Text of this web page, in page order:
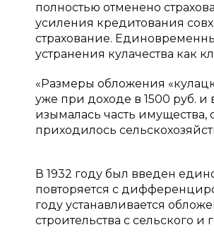
полностью отменено
усиления кредитования
страхование.
устранения кулачества как
«Размеры обложения
уже при доходе в 1500 руб.
изымалась часть
приходилось
В 1932 году был введен
повторяется с
году устанавливается
строительства с сельского и